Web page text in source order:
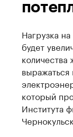
Нагрузка
будет
количества
который
Института